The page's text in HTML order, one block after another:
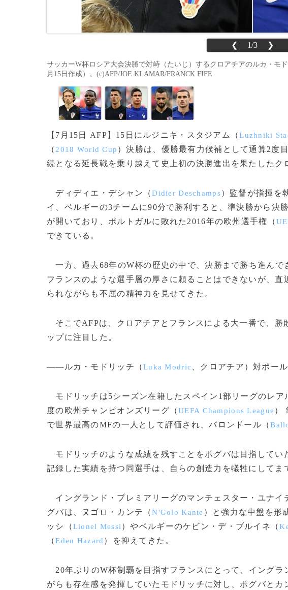
❮ 1/3 ❯
サッカーW杯ロシア大会決勝で対峙（たいじ）するクロアチアのルカ・モ
月15日作成）。(c)AFP/JOE KLAMAR/FRANCK FIFE
【7月15日 AFP】15日にルジニキ・スタジアム（Luzhniki
（ 2018 World Cup ）決勝は、優勝最有力候補として通算2度
続となる延長戦を乗り越えて史上初の決勝進出を果たしたク
ディディエ・デシャン（Didier Deschamps）監督が指揮を
イ、ベルギーの3チームに90分で勝利すると、準決勝から決
が開いており、ポルトガルに敗れた2016年の欧州選手権（
できている。
一方、過去68年のW杯の歴史の中で、決勝まで勝ち進んで
フランスのような選手層の厚さに頼ることはできないが、
られながらも不屈の精神力を見せてきた。
そこでAFPは、クロアチアとフランスによる大一番で、勝
ップに注目した。
――ルカ・モドリッチ（Luka Modric 、クロアチア）対ポー
モドリッチは5シーズン在籍したスペイン1部リーグのレア
度の欧州チャンピオンズリーグ（UEFA Champions League ）
で世界最高のMFの一人として評価され、バロンドール（
モドリッチのような成績を残すことをポグバは目指してい
記録した実績を持つ同選手は、自らの創造力を犠牲にしてま
イングランド・プレミアリーグのマンチェスター・ユナイ
グバは、ヌゴロ・カンテ（N'Golo Kante ）と強力な中盤を形
ッシ（Lionel Messi ）やベルギーのケビン・デ・ブルイネ（
（Eden Hazard ）を抑えてきた。
20年ぶりのW杯制覇を目指すフランスにとって、イングラ
がらも存在感を発揮していたモドリッチに対し、ポグバとカ